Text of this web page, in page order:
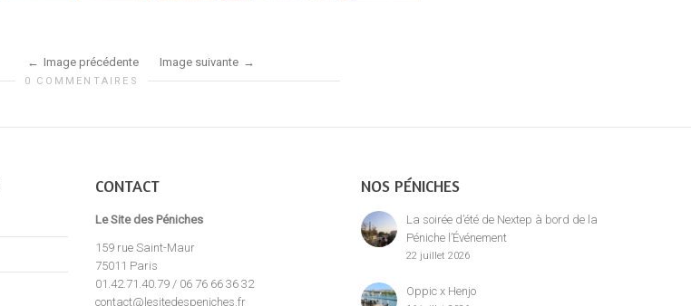
Image précédente Image suivante
0 COMMENTAIRES
CONTACT
Le Site des Péniches
159 rue Saint-Maur
75011 Paris
01.42.71.40.79 / 06 76 66 36 32
contact@lesitedespeniches.fr
NOS PÉNICHES
La soirée d’été de Nextep à bord de la
Péniche l’Événement
22 juillet 2026
Oppic x Henjo